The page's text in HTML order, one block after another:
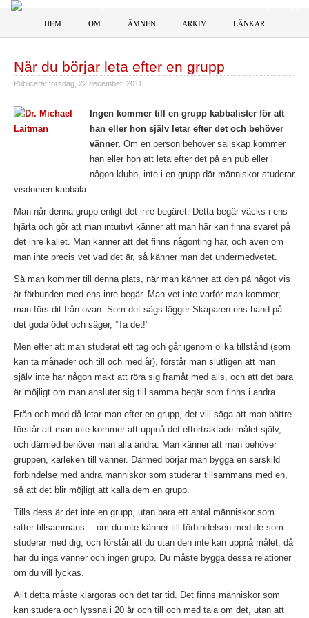
HEM OM ÄMNEN ARKIV LÄNKAR
När du börjar leta efter en grupp
Publicerat torsdag, 22 december, 2011
Ingen kommer till en grupp kabbalister för att
han eller hon själv letar efter det och behöver
vänner. Om en person behöver sällskap kommer
han eller hon att leta efter det på en pub eller i
någon klubb, inte i en grupp där människor studerar
visdomen kabbala.
Man når denna grupp enligt det inre begäret. Detta begär väcks i ens
hjärta och gör att man intuitivt känner att man här kan finna svaret på
det inre kallet. Man känner att det finns någonting här, och även om
man inte precis vet vad det är, så känner man det undermedvetet.
Så man kommer till denna plats, när man känner att den på något vis
är förbunden med ens inre begär. Man vet inte varför man kommer;
man förs dit från ovan. Som det sägs lägger Skaparen ens hand på
det goda ödet och säger, ”Ta det!”
Men efter att man studerat ett tag och går igenom olika tillstånd (som
kan ta månader och till och med år), förstår man slutligen att man
själv inte har någon makt att röra sig framåt med alls, och att det bara
är möjligt om man ansluter sig till samma begär som finns i andra.
Från och med då letar man efter en grupp, det vill säga att man bättre
förstår att man inte kommer att uppnå det eftertraktade målet själv,
och därmed behöver man alla andra. Man känner att man behöver
gruppen, kärleken till vänner. Därmed börjar man bygga en särskild
förbindelse med andra människor som studerar tillsammans med en,
så att det blir möjligt att kalla dem en grupp.
Tills dess är det inte en grupp, utan bara ett antal människor som
sitter tillsammans… om du inte känner till förbindelsen med de som
studerar med dig, och förstår att du utan den inte kan uppnå målet, då
har du inga vänner och ingen grupp. Du måste bygga dessa relationer
om du vill lyckas.
Allt detta måste klargöras och det tar tid. Det finns människor som
kan studera och lyssna i 20 år och till och med tala om det, utan att